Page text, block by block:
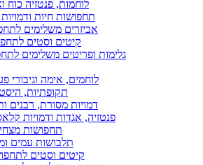
לוחמות, פנטזיה כוח
תחפושות חיות
אביזרים משלימים
קיטים וסטים
גלימות ופריטים משלימים
לוחמים, אימה וגיבורי
תקופתיות,
דמויות מסורת, רבנים
פנטזיה, אגדות ודמויות
תחפושות
תלבושות עמים
קיטים וסטים